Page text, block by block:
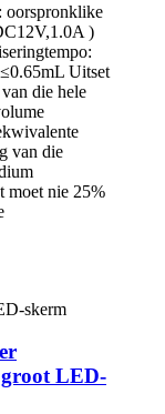
oorspronklike
)
Uitset
die hele
van die
moet nie 25%
LED-